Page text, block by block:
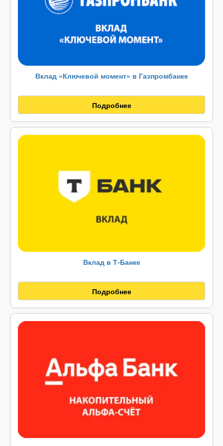
Вклад «Ключевой момент» в Газпромбанке
Подробнее
Вклад в Т-Банке
Подробнее